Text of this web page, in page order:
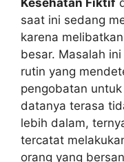
Kesehatan Fiktif
saat ini sedang
karena
besar. Masalah
rutin yang
pengobatan
datanya terasa
lebih dalam,
tercatat
orang yang